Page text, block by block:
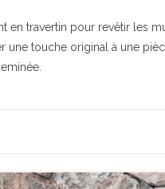
travertin pour revêtir les
une touche original à une